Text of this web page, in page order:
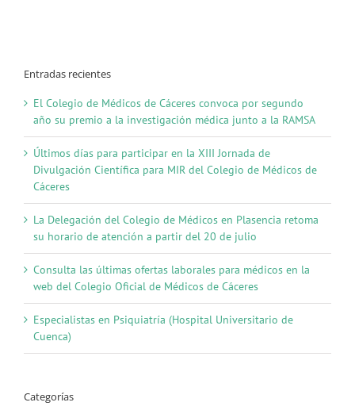
Entradas recientes
El Colegio de Médicos de Cáceres convoca por segundo
año su premio a la investigación médica junto a la RAMSA
Últimos días para participar en la XIII Jornada de
Divulgación Científica para MIR del Colegio de Médicos de
Cáceres
La Delegación del Colegio de Médicos en Plasencia retoma
su horario de atención a partir del 20 de julio
Consulta las últimas ofertas laborales para médicos en la
web del Colegio Oficial de Médicos de Cáceres
Especialistas en Psiquiatría (Hospital Universitario de
Cuenca)
Categorías